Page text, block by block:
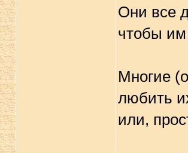
Они все
чтобы им
Многие
любить
или,